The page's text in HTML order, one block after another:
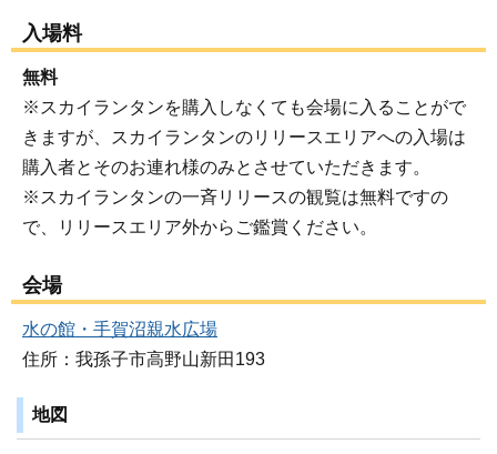
入場料
無料
※スカイランタンを購入しなくても会場に入ることがで
きますが、スカイランタンのリリースエリアへの入場は
購入者とそのお連れ様のみとさせていただきます。
※スカイランタンの一斉リリースの観覧は無料ですの
で、リリースエリア外からご鑑賞ください。
会場
水の館・手賀沼親水広場
住所：我孫子市高野山新田193
地図